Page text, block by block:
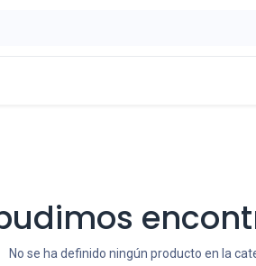
No se ha definido ningún producto en la